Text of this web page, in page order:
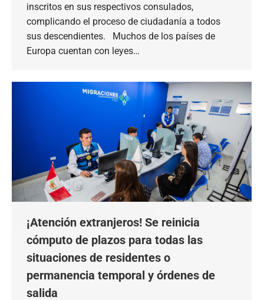
inscritos en sus respectivos consulados,
complicando el proceso de ciudadanía a todos
sus descendientes. Muchos de los países de
Europa cuentan con leyes…
¡Atención extranjeros! Se reinicia
cómputo de plazos para todas las
situaciones de residentes o
permanencia temporal y órdenes de
salida